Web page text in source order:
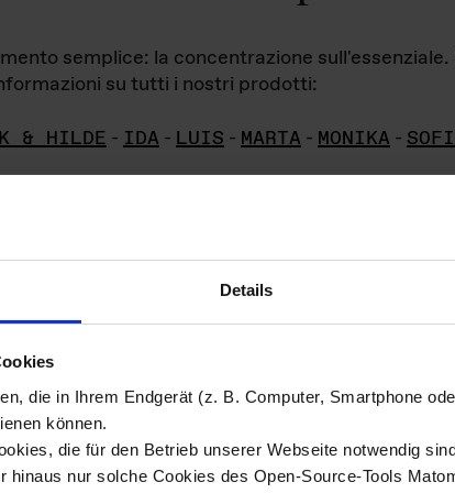
Details
die in Ihrem Endgerät (z. B. Computer, Smartphone
können.
die für den Betrieb unserer Webseite notwendig
hinaus nur solche Cookies des Open-Source-Tools
semplice: la concentrazione
su tutti i nostri prodotti:
& HILDE - IDA - LUIS - MARTA - MONIKA -
di
materiale fotografico sono detenuti daDas